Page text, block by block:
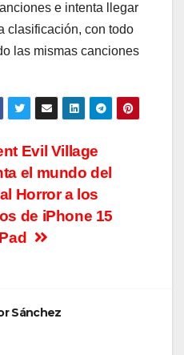
e intenta llegar
clasificación, con todo
las mismas canciones
Evil Village
el mundo del
Horror a los
de iPhone 15
Sánchez